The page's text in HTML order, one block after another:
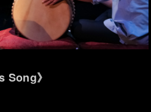
Song》